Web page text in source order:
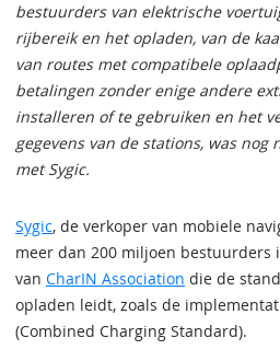
bestuurders van elektrische
rijbereik en het opladen, van de
van routes met compatibele
betalingen zonder enige andere
installeren of te gebruiken en het
gegevens van de stations, was nog
met Sygic.
Sygic, de verkoper van mobiele
meer dan 200 miljoen bestuurders
van CharIN Association die de
opladen leidt, zoals de
(Combined Charging Standard).